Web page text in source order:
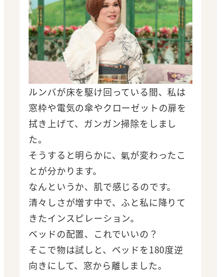
ルンバが床を駆け回っている間、私は
窓枠や電気の傘やクローゼットの扉を
拭き上げて、ガンガン掃除をしまし
た。
そうすると明らかに、氣が変わったこ
とが分かります。
なんというか、肌で感じるのです。
清々しさが増す中で、ふと私に降りて
きたインスピレーション。
ベッドの配置、これでいいの？
そこで物は試しと、ベッドを180度逆
向きにして、窓から離しました。